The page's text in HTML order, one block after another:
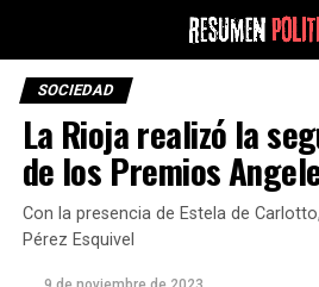
SOCIEDAD
La Rioja realizó la
de los Premios
Con la presencia de Estela de
Pérez Esquivel